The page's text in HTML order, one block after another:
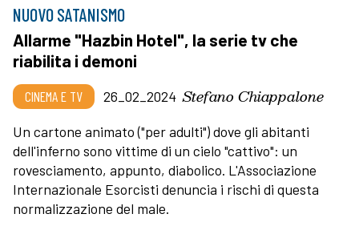
NUOVO SATANISMO
Allarme "Hazbin Hotel", la serie tv che
riabilita i demoni
CINEMA E TV 26_02_2024 Stefano Chiappalone
Un cartone animato ("per adulti") dove gli abitanti
dell'inferno sono vittime di un cielo "cattivo": un
rovesciamento, appunto, diabolico. L'Associazione
Internazionale Esorcisti denuncia i rischi di questa
normalizzazione del male.